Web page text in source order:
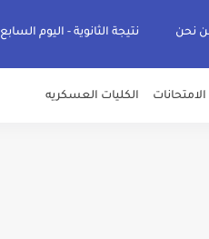
نحن نتيجة الثانوية - اليوم السابع
الكليات العسكريه